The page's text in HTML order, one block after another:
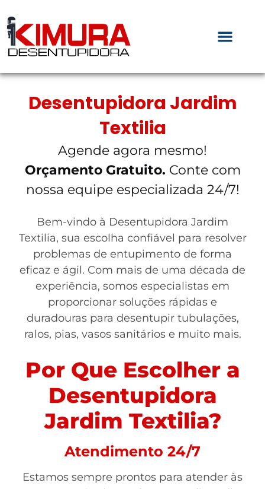
Desentupidora Jardim
Textilia
Agende agora mesmo!
Orçamento Gratuito. Conte com
nossa equipe especializada 24/7!
Bem-vindo à Desentupidora Jardim
Textilia, sua escolha confiável para resolver
problemas de entupimento de forma
eficaz e ágil. Com mais de uma década de
experiência, somos especialistas em
proporcionar soluções rápidas e
duradouras para desentupir tubulações,
ralos, pias, vasos sanitários e muito mais.
Por Que Escolher a
Desentupidora
Jardim Textilia?
Atendimento 24/7
Estamos sempre prontos para atender às